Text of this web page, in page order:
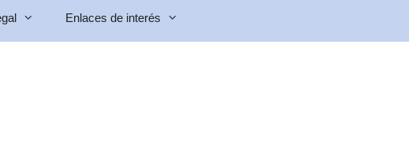
Enlaces de interés